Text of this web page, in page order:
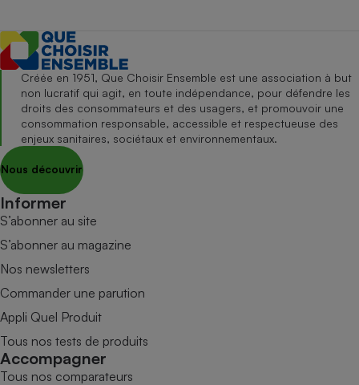
Créée en 1951, Que Choisir Ensemble est une association à but
non lucratif qui agit, en toute indépendance, pour défendre les
droits des consommateurs et des usagers, et promouvoir une
consommation responsable, accessible et respectueuse des
enjeux sanitaires, sociétaux et environnementaux.
Nous découvrir
Informer
S’abonner au site
S’abonner au magazine
Nos newsletters
Commander une parution
Appli Quel Produit
Tous nos tests de produits
Accompagner
Tous nos comparateurs